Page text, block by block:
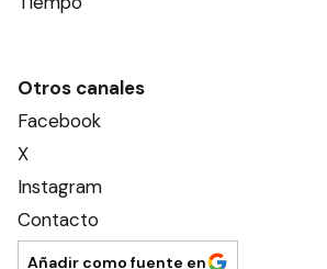
Otros canales
Facebook
X
Instagram
Contacto
Añadir como fuente en